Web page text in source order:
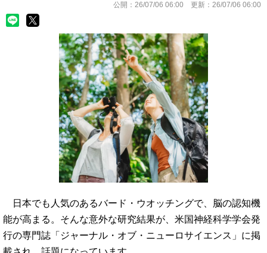
公開： 26/07/06 06:00 更新： 26/07/06 06:00
日本でも人気のあるバード・ウオッチングで、脳の認知機
能が高まる。そんな意外な研究結果が、米国神経科学学会発
行の専門誌「ジャーナル・オブ・ニューロサイエンス」に掲